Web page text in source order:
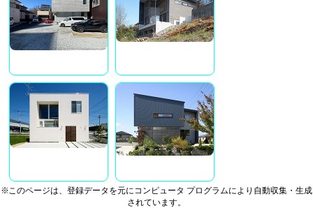
※このページは、登録データを元にコンピュータ プログラムにより自動収集・生成
されています。